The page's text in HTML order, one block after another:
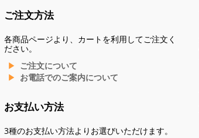
ご注文方法
各商品ページより、カートを利用してご注文く
ださい。
ご注文について
お電話でのご案内について
お支払い方法
3種のお支払い方法よりお選びいただけます。